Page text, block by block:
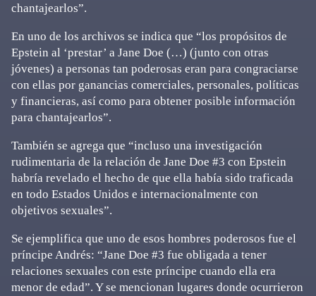
chantajearlos”.
En uno de los archivos se indica que “los propósitos de
Epstein al ‘prestar’ a Jane Doe (…) (junto con otras
jóvenes) a personas tan poderosas eran para congraciarse
con ellas por ganancias comerciales, personales, políticas
y financieras, así como para obtener posible información
para chantajearlos”.
También se agrega que “incluso una investigación
rudimentaria de la relación de Jane Doe #3 con Epstein
habría revelado el hecho de que ella había sido traficada
en todo Estados Unidos e internacionalmente con
objetivos sexuales”.
Se ejemplifica que uno de esos hombres poderosos fue el
príncipe Andrés: “Jane Doe #3 fue obligada a tener
relaciones sexuales con este príncipe cuando ella era
menor de edad”. Y se mencionan lugares donde ocurrieron